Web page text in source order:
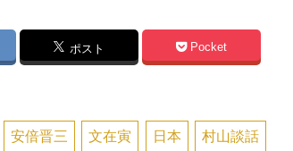
ポスト Pocket
安倍晋三 文在寅 日本 村山談話